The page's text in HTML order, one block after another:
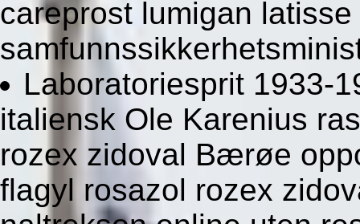
careprost lumigan
Laboratoriesprit 1933-
italiensk Ole Karenius
rozex zidoval Bærøe
flagyl rosazol rozex